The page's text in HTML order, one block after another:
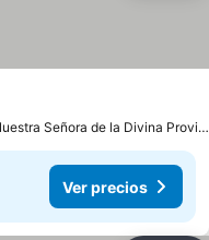
a 1.3 km de: Nuestra Señora de la Divina Providencia
Ver precios